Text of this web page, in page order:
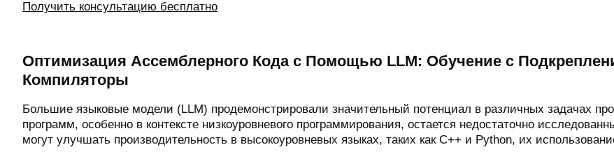
Получить консультацию бесплатно
Оптимизация Ассемблерного Кода с Помощью LLM: Обучение с
Компиляторы
Большие языковые модели (LLM) продемонстрировали значительный потенциал в различных задачах
программ, особенно в контексте низкоуровневого программирования, остается недостаточно
могут улучшать производительность в высокоуровневых языках, таких как C++ и Python, их